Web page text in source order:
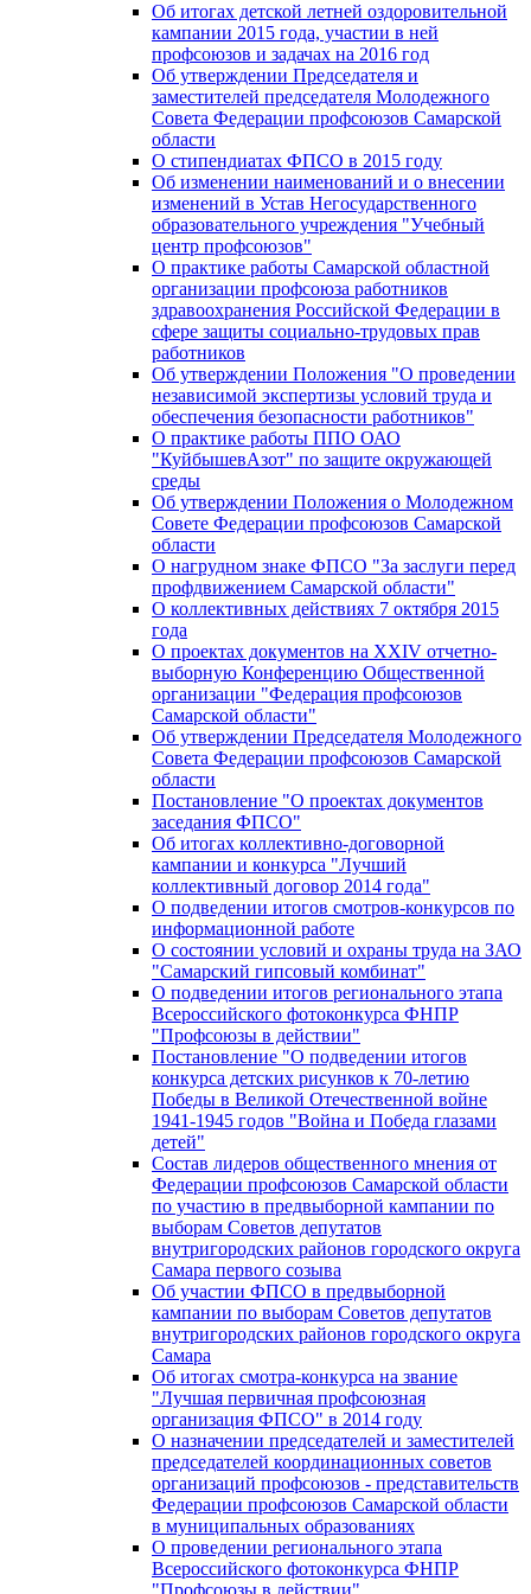
Об итогах детской летней оздоровительной
кампании 2015 года, участии в ней
профсоюзов и задачах на 2016 год
Об утверждении Председателя и
заместителей председателя Молодежного
Совета Федерации профсоюзов Самарской
области
О стипендиатах ФПСО в 2015 году
Об изменении наименований и о внесении
изменений в Устав Негосударственного
образовательного учреждения "Учебный
центр профсоюзов"
О практике работы Самарской областной
организации профсоюза работников
здравоохранения Российской Федерации в
сфере защиты социально-трудовых прав
работников
Об утверждении Положения "О проведении
независимой экспертизы условий труда и
обеспечения безопасности работников"
О практике работы ППО ОАО
"КуйбышевАзот" по защите окружающей
среды
Об утверждении Положения о Молодежном
Совете Федерации профсоюзов Самарской
области
О нагрудном знаке ФПСО "За заслуги перед
профдвижением Самарской области"
О коллективных действиях 7 октября 2015
года
О проектах документов на XXIV отчетно-
выборную Конференцию Общественной
организации "Федерация профсоюзов
Самарской области"
Об утверждении Председателя Молодежного
Совета Федерации профсоюзов Самарской
области
Постановление "О проектах документов
заседания ФПСО"
Об итогах коллективно-договорной
кампании и конкурса "Лучший
коллективный договор 2014 года"
О подведении итогов смотров-конкурсов по
информационной работе
О состоянии условий и охраны труда на ЗАО
"Самарский гипсовый комбинат"
О подведении итогов регионального этапа
Всероссийского фотоконкурса ФНПР
"Профсоюзы в действии"
Постановление "О подведении итогов
конкурса детских рисунков к 70-летию
Победы в Великой Отечественной войне
1941-1945 годов "Война и Победа глазами
детей"
Состав лидеров общественного мнения от
Федерации профсоюзов Самарской области
по участию в предвыборной кампании по
выборам Советов депутатов
внутригородских районов городского округа
Самара первого созыва
Об участии ФПСО в предвыборной
кампании по выборам Советов депутатов
внутригородских районов городского округа
Самара
Об итогах смотра-конкурса на звание
"Лучшая первичная профсоюзная
организация ФПСО" в 2014 году
О назначении председателей и заместителей
председателей координационных советов
организаций профсоюзов - представительств
Федерации профсоюзов Самарской области
в муниципальных образованиях
О проведении регионального этапа
Всероссийского фотоконкурса ФНПР
"Профсоюзы в действии"